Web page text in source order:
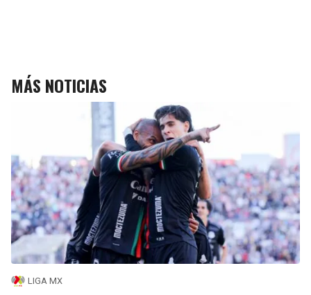
MÁS NOTICIAS
LIGA MX